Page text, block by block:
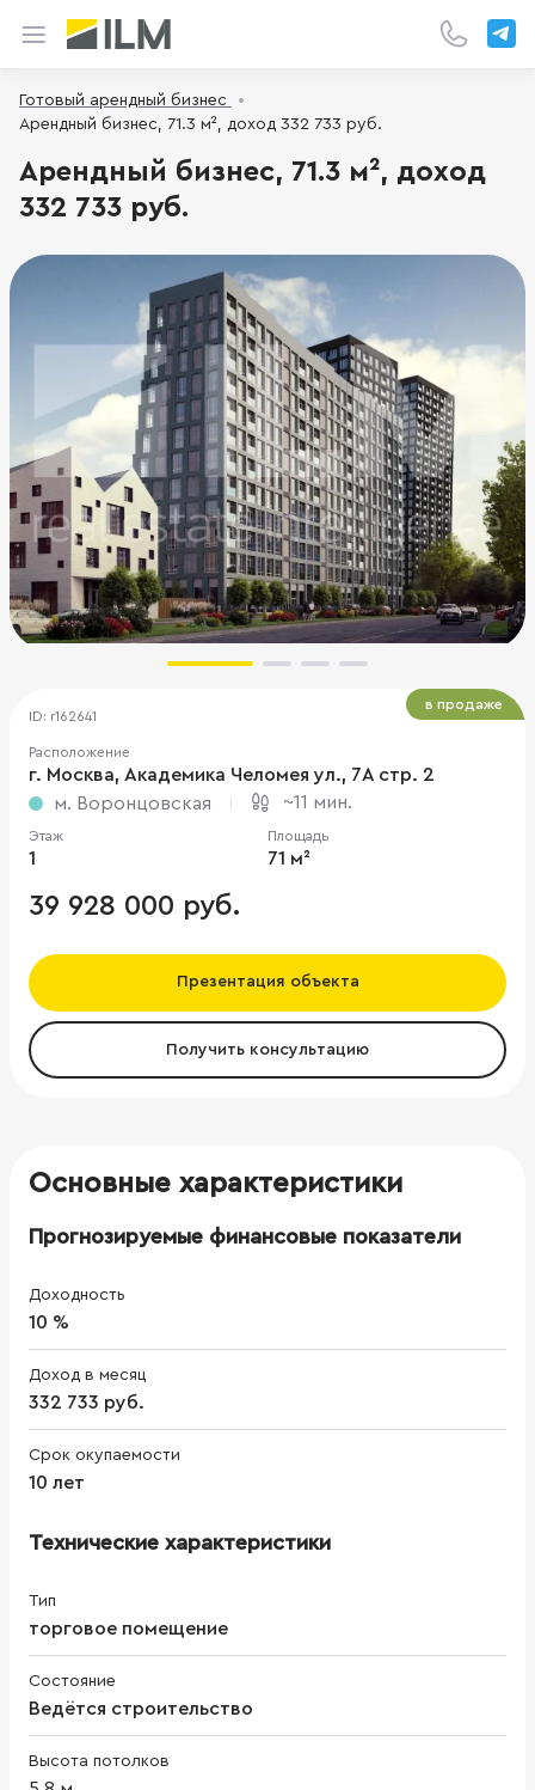
Готовый арендный бизнес
Арендный бизнес, 71.3 м², доход 332 733 руб.
Арендный бизнес, 71.3 м², доход
332 733 руб.
ID: r162641
Расположение
г. Москва, Академика Челомея ул., 7А cтр. 2
м. Воронцовская
~11 мин.
Этаж
1
Площадь
71 м²
39 928 000 руб.
Презентация объекта
Получить консультацию
в продаже
Основные характеристики
Прогнозируемые финансовые показатели
Доходность
10 %
Доход в месяц
332 733 руб.
Срок окупаемости
10 лет
Технические характеристики
Тип
торговое помещение
Состояние
Ведётся строительство
Высота потолков